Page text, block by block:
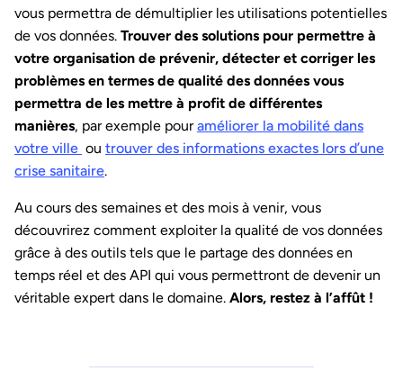
vous permettra de démultiplier les utilisations potentielles
de vos données. Trouver des solutions pour permettre à
votre organisation de prévenir, détecter et corriger les
problèmes en termes de qualité des données vous
permettra de les mettre à profit de différentes
manières, par exemple pouraméliorer la mobilité dans
votre ville ou trouver des informations exactes lors d’une
crise sanitaire.
Au cours des semaines et des mois à venir, vous
découvrirez comment exploiter la qualité de vos données
grâce à des outils tels que le partage des données en
temps réel et des API qui vous permettront de devenir un
véritable expert dans le domaine. Alors, restez à l’affût !